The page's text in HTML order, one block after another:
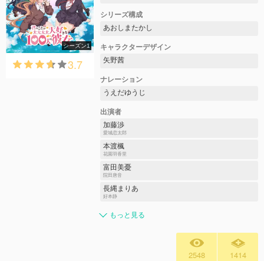
シーズン1
3.7
シリーズ構成
あおしまたかし
キャラクターデザイン
矢野茜
ナレーション
うえだゆうじ
出演者
加藤渉
愛城恋太郎
本渡楓
花園羽香里
富田美憂
院田唐音
長縄まりあ
好本静
もっと見る
2548 1414